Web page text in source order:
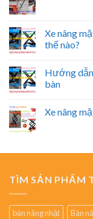
Xe nâng
thế nào?
Hướng dẫn
bàn
Xe nâng
TÌM SẢN PHẨM
bàn nâng nhật
Bàn